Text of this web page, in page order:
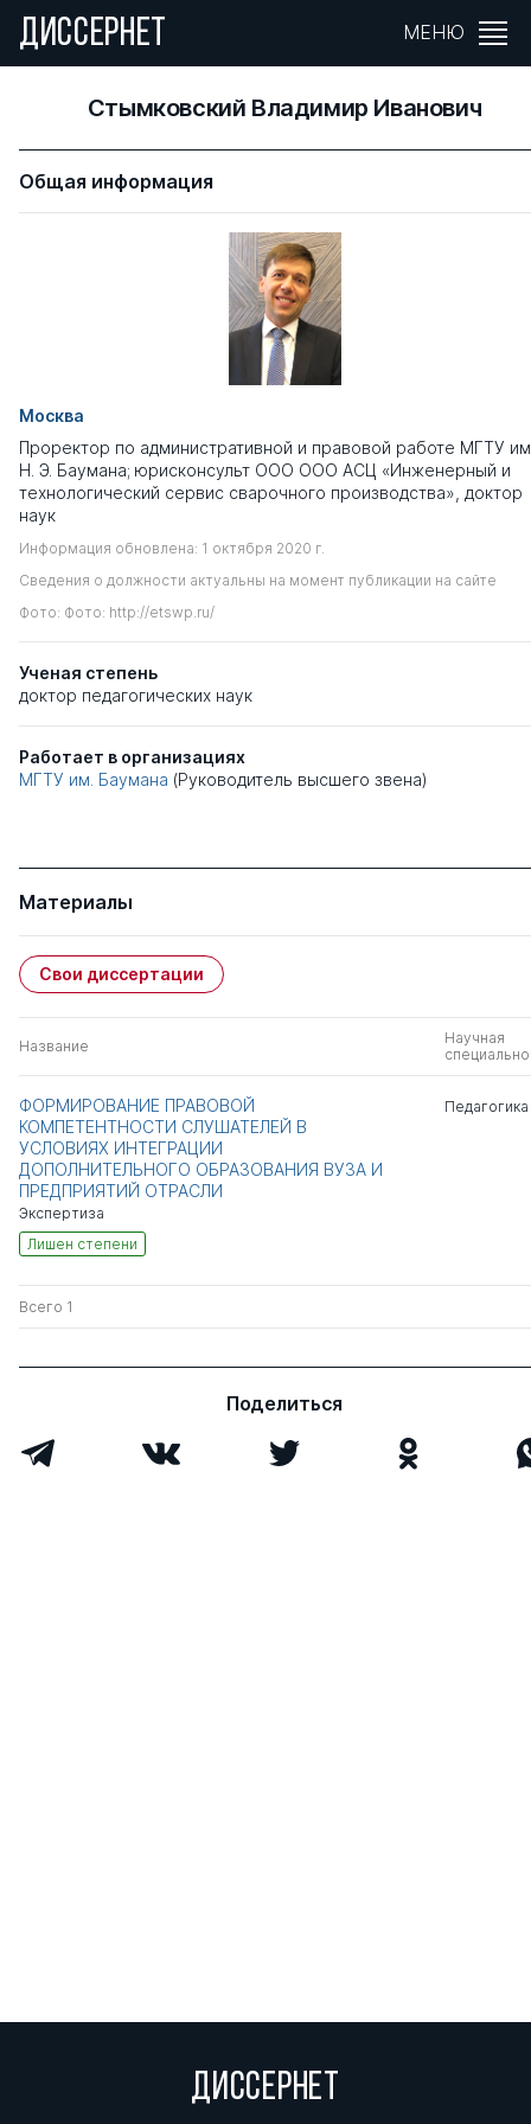
ДИССЕРНЕТ МЕНЮ
Стымковский Владимир Иванович
Общая информация
Москва
Проректор по административной и правовой работе МГТУ
Н. Э. Баумана; юрисконсульт ООО ООО АСЦ «Инженерный и
технологический сервис сварочного производства», доктор
наук
Информация обновлена: 1 октября 2020 г.
Сведения о должности актуальны на момент публикации на сайте
Фото: Фото: http://etswp.ru/
Ученая степень
доктор педагогических наук
Работает в организациях
МГТУ им. Баумана (Руководитель высшего звена)
Материалы
Свои диссертации
Название
Научная
ФОРМИРОВАНИЕ ПРАВОВОЙ
КОМПЕТЕНТНОСТИ СЛУШАТЕЛЕЙ В
УСЛОВИЯХ ИНТЕГРАЦИИ
ДОПОЛНИТЕЛЬНОГО ОБРАЗОВАНИЯ ВУЗА И
ПРЕДПРИЯТИЙ ОТРАСЛИ
Экспертиза
Лишен степени
Педагогика
Всего 1
Поделиться
ДИССЕРНЕТ